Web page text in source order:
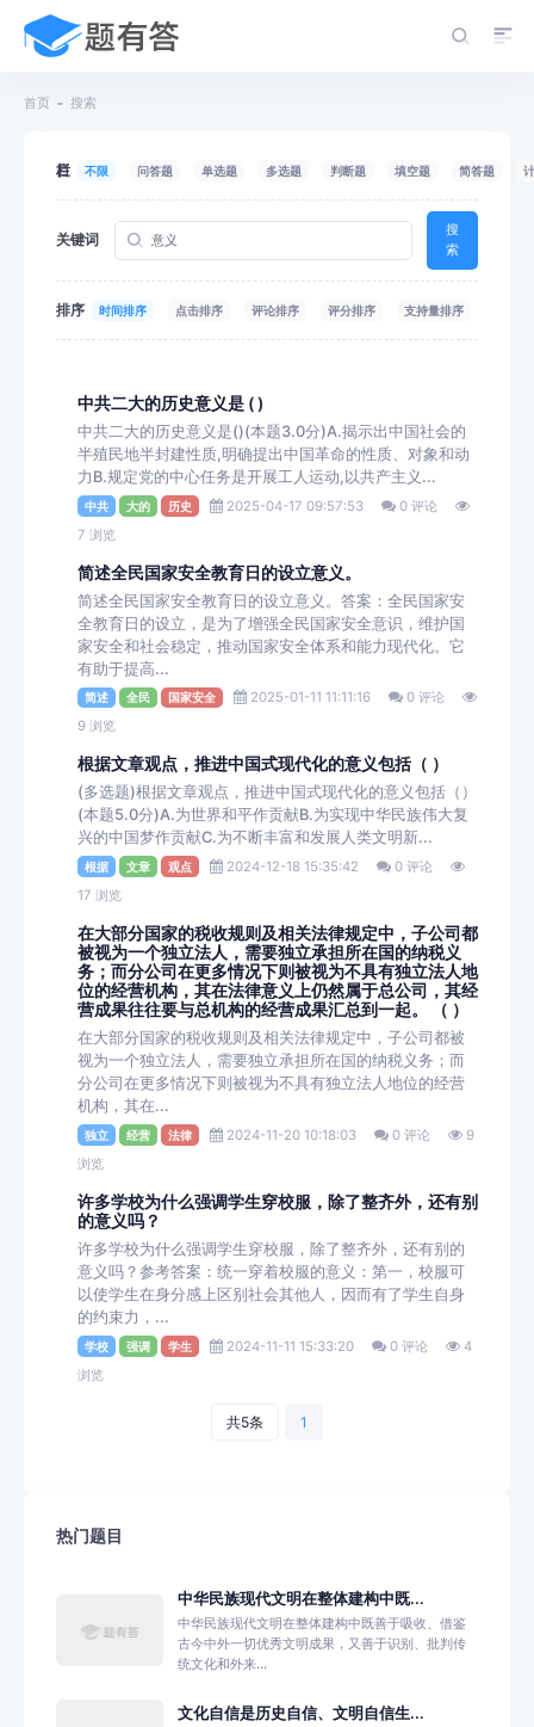
首页 搜索
栏目 不限 问答题 单选题 多选题 判断题 填空题 简答题
关键词
搜
索
排序 时间排序 点击排序 评论排序 评分排序 支持量排序
中共二大的历史意义是 ( )
中共二大的历史意义是()(本题3.0分)A.揭示出中国社会的
半殖民地半封建性质,明确提出中国革命的性质、对象和动
力B.规定党的中心任务是开展工人运动,以共产主义...
中共 大的 历史 2025-04-17 09:57:53
0 评论
7 浏览
简述全民国家安全教育日的设立意义。
简述全民国家安全教育日的设立意义。答案：全民国家安
全教育日的设立，是为了增强全民国家安全意识，维护国
家安全和社会稳定，推动国家安全体系和能力现代化。它
有助于提高...
简述 全民 国家安全 2025-01-11 11:11:16
0 评论
9 浏览
根据文章观点，推进中国式现代化的意义包括（ ）
(多选题)根据文章观点，推进中国式现代化的意义包括（）
(本题5.0分)A.为世界和平作贡献B.为实现中华民族伟大复
兴的中国梦作贡献C.为不断丰富和发展人类文明新...
根据 文章 观点 2024-12-18 15:35:42
0 评论
17 浏览
在大部分国家的税收规则及相关法律规定中，子公司都
被视为一个独立法人，需要独立承担所在国的纳税义
务；而分公司在更多情况下则被视为不具有独立法人地
位的经营机构，其在法律意义上仍然属于总公司，其经
营成果往往要与总机构的经营成果汇总到一起。 （ ）
在大部分国家的税收规则及相关法律规定中，子公司都被
视为一个独立法人，需要独立承担所在国的纳税义务；而
分公司在更多情况下则被视为不具有独立法人地位的经营
机构，其在...
独立 经营 法律 2024-11-20 10:18:03 0 评论
9
浏览
许多学校为什么强调学生穿校服，除了整齐外，还有别
的意义吗？
许多学校为什么强调学生穿校服，除了整齐外，还有别的
意义吗？参考答案：统一穿着校服的意义：第一，校服可
以使学生在身分感上区别社会其他人，因而有了学生自身
的约束力，...
学校 强调 学生 2024-11-11 15:33:20 0 评论
4
浏览
共5条 1
热门题目
中华民族现代文明在整体建构中既...
中华民族现代文明在整体建构中既善于吸收、借鉴
古今中外一切优秀文明成果，又善于识别、批判传
统文化和外来...
文化自信是历史自信、文明自信生...